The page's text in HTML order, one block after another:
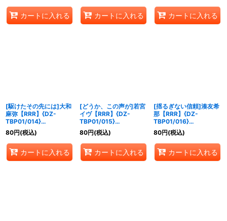
カートに入れる カートに入れる カートに入れる
[駆けたその先には]大和
麻弥【RRR】{DZ-
TBP01/014}
《BanGDream!》
80円(税込)
カートに入れる
[どうか、この声が]若宮
イヴ【RRR】{DZ-
TBP01/015}
《BanGDream!》
80円(税込)
カートに入れる
[揺るぎない信頼]湊友希
那【RRR】{DZ-
TBP01/016}
《BanGDream!》
80円(税込)
カートに入れる